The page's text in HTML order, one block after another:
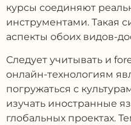
курсы соединяют
инструментами. Такая
аспекты обоих видов-
Следует учитывать и
онлайн-технологиям
погружаться с
изучать иностранные
глобальных проектах.